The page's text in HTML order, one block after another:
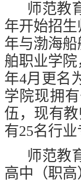
师范教
年开始招生
年与渤海
舶职业学
年4月更名
学院现拥
伍，现有
有25名行
师范教
高中（职